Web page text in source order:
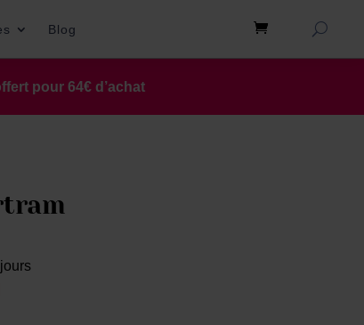
Blog
pour 64€ d’achat